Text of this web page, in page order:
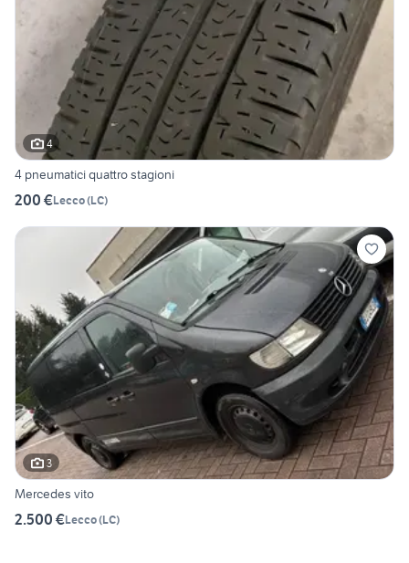
4
4 pneumatici quattro stagioni
200 €Lecco(LC)
3
Mercedes vito
2.500 €Lecco(LC)